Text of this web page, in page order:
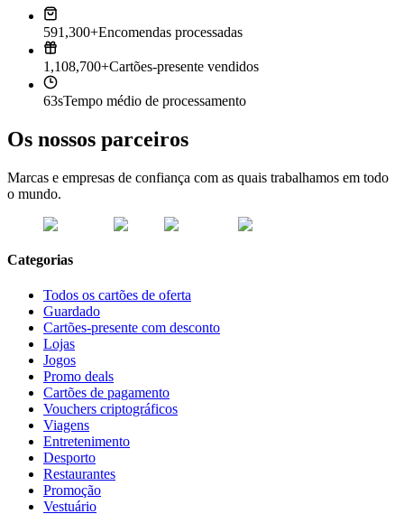
591,300+Encomendas processadas
1,108,700+Cartões-presente vendidos
63sTempo médio de processamento
Os nossos parceiros
Marcas e empresas de confiança com as quais trabalhamos em todo
o mundo.
Categorias
Todos os cartões de oferta
Guardado
Cartões-presente com desconto
Lojas
Jogos
Promo deals
Cartões de pagamento
Vouchers criptográficos
Viagens
Entretenimento
Desporto
Restaurantes
Promoção
Vestuário